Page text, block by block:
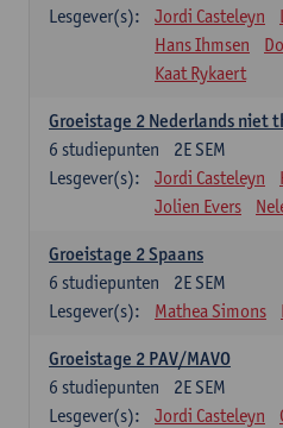
Lesgever(s):
Jordi Casteleyn
Hans Ihmsen
Kaat Rykaert
Groeistage 2 Nederlands niet
2E SEM
6 studiepunten
Lesgever(s):
Jordi Casteleyn
Jolien Evers
Groeistage 2 Spaans
2E SEM
6 studiepunten
Lesgever(s):
Mathea Simons
Groeistage 2 PAV/MAVO
2E SEM
6 studiepunten
Lesgever(s):
Jordi Casteleyn